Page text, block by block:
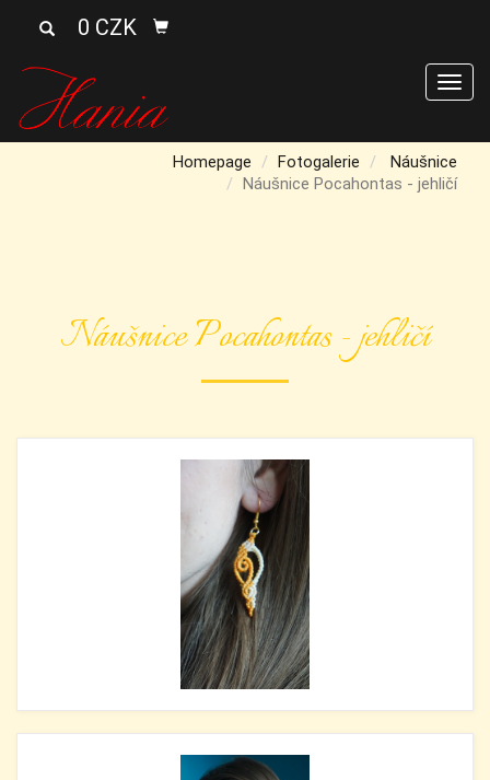
0 CZK
Homepage Fotogalerie
Náušnice
Náušnice Pocahontas - jehličí
Náušnice Pocahontas - jehličí